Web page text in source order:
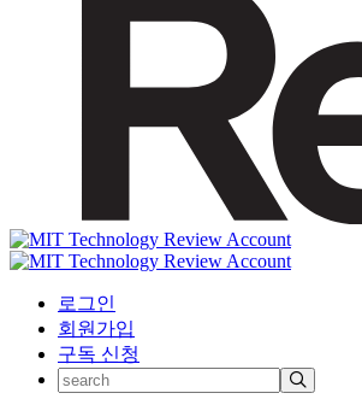
로그인
회원가입
구독 신청